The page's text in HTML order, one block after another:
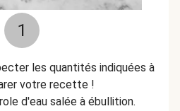
1
les quantités indiquées à
votre recette !
d'eau salée à ébullition.